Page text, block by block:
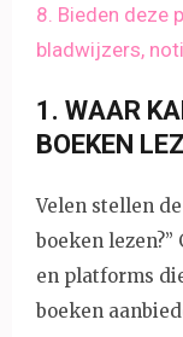
8. Bieden deze
bladwijzers,
1. WAAR
BOEKEN
Velen stellen
boeken
en platforms
boeken